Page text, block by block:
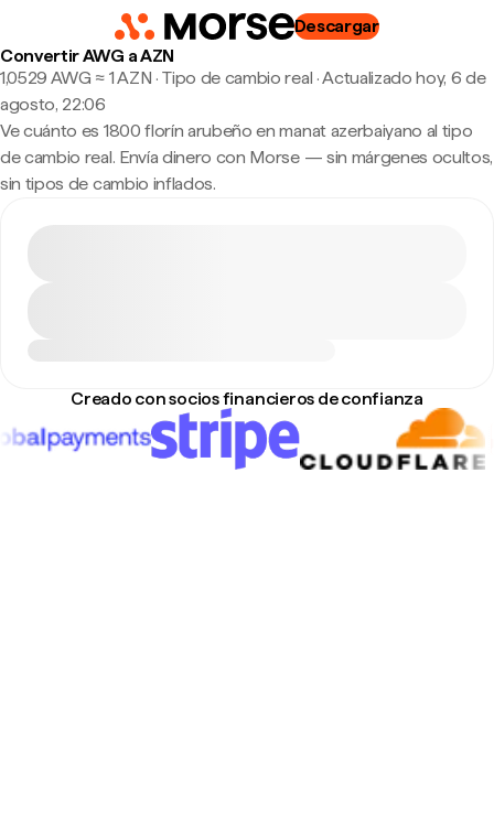
Descargar
Convertir AWG a AZN
1,0529 AWG ≈ 1 AZN · Tipo de cambio real ·Actualizado hoy, 6 de
agosto, 22:06
Ve cuánto es 1800 florín arubeño en manat azerbaiyano al tipo
de cambio real. Envía dinero con Morse — sin márgenes ocultos,
sin tipos de cambio inflados.
Creado con socios financieros de confianza